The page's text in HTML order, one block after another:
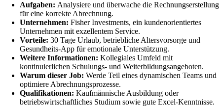
Aufgaben: Analysiere und überwache die Rechnungserstellung
für eine korrekte Abrechnung.
Unternehmen: Fisher Investments, ein kundenorientiertes
Unternehmen mit exzellentem Service.
Vorteile: 30 Tage Urlaub, betriebliche Altersvorsorge und
Gesundheits-App für emotionale Unterstützung.
Weitere Informationen: Kollegiales Umfeld mit
kontinuierlichen Schulungs- und Weiterbildungsangeboten.
Warum dieser Job: Werde Teil eines dynamischen Teams und
optimiere Abrechnungsprozesse.
Qualifikationen: Kaufmännische Ausbildung oder
betriebswirtschaftliches Studium sowie gute Excel-Kenntnisse.